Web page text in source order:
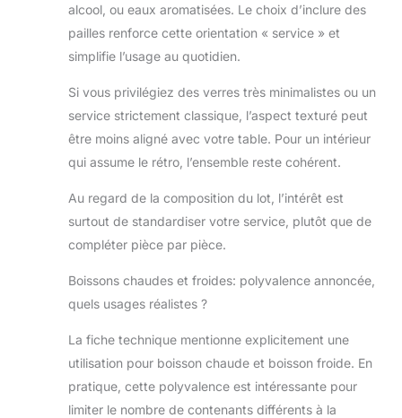
alcool, ou eaux aromatisées. Le choix d’inclure des
pailles renforce cette orientation « service » et
simplifie l’usage au quotidien.
Si vous privilégiez des verres très minimalistes ou un
service strictement classique, l’aspect texturé peut
être moins aligné avec votre table. Pour un intérieur
qui assume le rétro, l’ensemble reste cohérent.
Au regard de la composition du lot, l’intérêt est
surtout de standardiser votre service, plutôt que de
compléter pièce par pièce.
Boissons chaudes et froides: polyvalence annoncée,
quels usages réalistes ?
La fiche technique mentionne explicitement une
utilisation pour boisson chaude et boisson froide. En
pratique, cette polyvalence est intéressante pour
limiter le nombre de contenants différents à la